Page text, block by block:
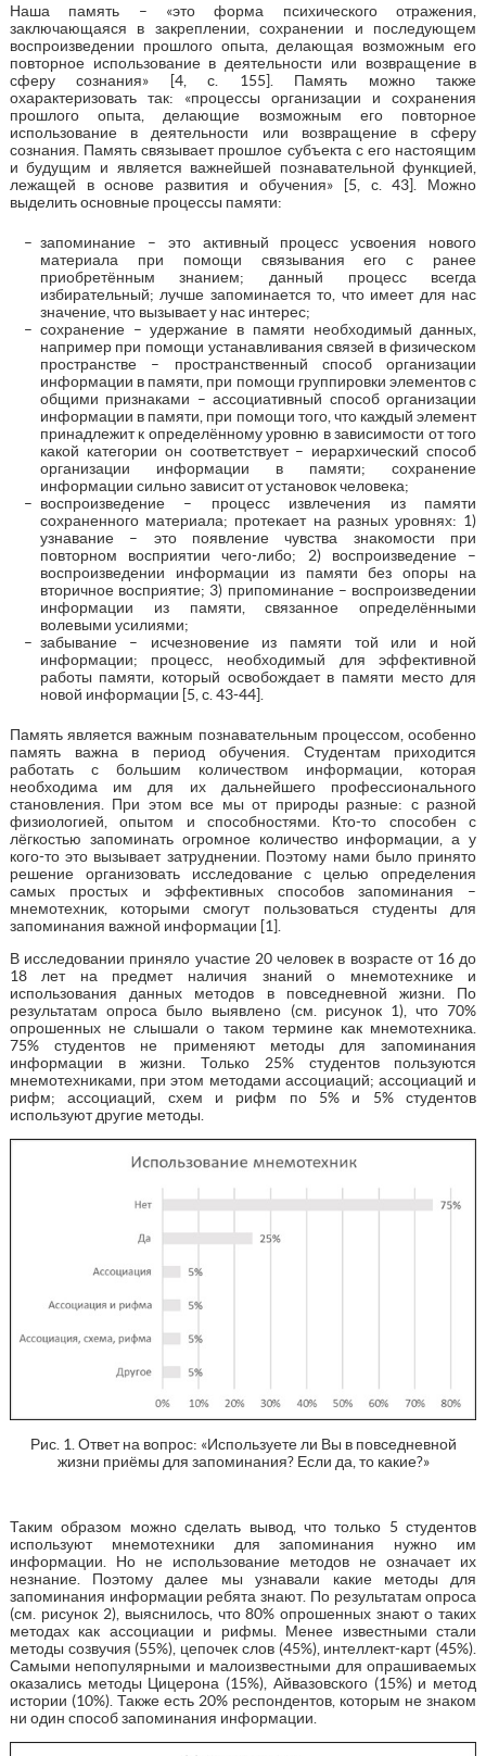
Наша память – «это форма психического отражения,
заключающаяся в закреплении, сохранении и последующем
воспроизведении прошлого опыта, делающая возможным его
повторное использование в деятельности или возвращение в
сферу сознания» [4, с. 155]. Память можно также
охарактеризовать так: «процессы организации и сохранения
прошлого опыта, делающие возможным его повторное
использование в деятельности или возвращение в сферу
сознания. Память связывает прошлое субъекта с его настоящим
и будущим и является важнейшей познавательной функцией,
лежащей в основе развития и обучения» [5, с. 43]. Можно
выделить основные процессы памяти:
запоминание – это активный процесс усвоения нового
материала при помощи связывания его с ранее
приобретённым знанием; данный процесс всегда
избирательный; лучше запоминается то, что имеет для нас
значение, что вызывает у нас интерес;
сохранение – удержание в памяти необходимый данных,
например при помощи устанавливания связей в физическом
пространстве – пространственный способ организации
информации в памяти, при помощи группировки элементов с
общими признаками – ассоциативный способ организации
информации в памяти, при помощи того, что каждый элемент
принадлежит к определённому уровню в зависимости от того
какой категории он соответствует – иерархический способ
организации информации в памяти; сохранение
информации сильно зависит от установок человека;
воспроизведение – процесс извлечения из памяти
сохраненного материала; протекает на разных уровнях: 1)
узнавание – это появление чувства знакомости при
повторном восприятии чего-либо; 2) воспроизведение –
воспроизведении информации из памяти без опоры на
вторичное восприятие; 3) припоминание – воспроизведении
информации из памяти, связанное определёнными
волевыми усилиями;
забывание – исчезновение из памяти той или и ной
информации; процесс, необходимый для эффективной
работы памяти, который освобождает в памяти место для
новой информации [5, с. 43-44].
Память является важным познавательным процессом, особенно
память важна в период обучения. Студентам приходится
работать с большим количеством информации, которая
необходима им для их дальнейшего профессионального
становления. При этом все мы от природы разные: с разной
физиологией, опытом и способностями. Кто-то способен с
лёгкостью запоминать огромное количество информации, а у
кого-то это вызывает затруднении. Поэтому нами было принято
решение организовать исследование с целью определения
самых простых и эффективных способов запоминания –
мнемотехник, которыми смогут пользоваться студенты для
запоминания важной информации [1].
В исследовании приняло участие 20 человек в возрасте от 16 до
18 лет на предмет наличия знаний о мнемотехнике и
использования данных методов в повседневной жизни. По
результатам опроса было выявлено (см. рисунок 1), что 70%
опрошенных не слышали о таком термине как мнемотехника.
75% студентов не применяют методы для запоминания
информации в жизни. Только 25% студентов пользуются
мнемотехниками, при этом методами ассоциаций; ассоциаций и
рифм; ассоциаций, схем и рифм по 5% и 5% студентов
используют другие методы.
Рис. 1. Ответ на вопрос: «Используете ли Вы в повседневной
жизни приёмы для запоминания? Если да, то какие?»
Таким образом можно сделать вывод, что только 5 студентов
используют мнемотехники для запоминания нужно им
информации. Но не использование методов не означает их
незнание. Поэтому далее мы узнавали какие методы для
запоминания информации ребята знают. По результатам опроса
(см. рисунок 2), выяснилось, что 80% опрошенных знают о таких
методах как ассоциации и рифмы. Менее известными стали
методы созвучия (55%), цепочек слов (45%), интеллект-карт (45%).
Самыми непопулярными и малоизвестными для опрашиваемых
оказались методы Цицерона (15%), Айвазовского (15%) и метод
истории (10%). Также есть 20% респондентов, которым не знаком
ни один способ запоминания информации.